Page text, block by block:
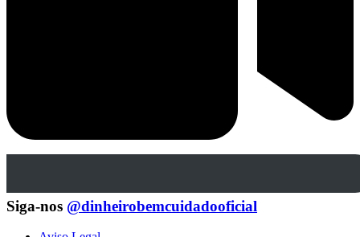
Siga-nos @dinheirobemcuidadooficial